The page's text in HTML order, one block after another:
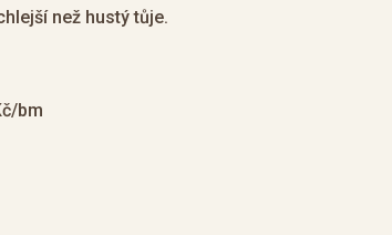
než hustý tůje.
bm